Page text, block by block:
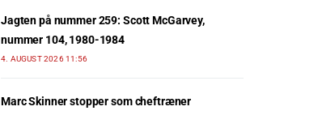
Jagten på nummer 259: Scott McGarvey,
nummer 104, 1980-1984
4. AUGUST 2026 11:56
Marc Skinner stopper som cheftræner